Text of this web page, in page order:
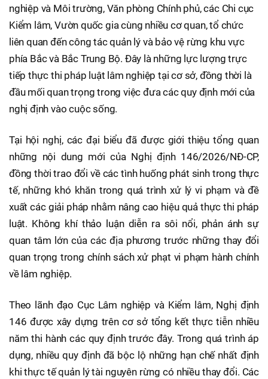
nghiệp và Môi trường, Văn phòng Chính phủ, các Chi cục
Kiểm lâm, Vườn quốc gia cùng nhiều cơ quan, tổ chức
liên quan đến công tác quản lý và bảo vệ rừng khu vực
phía Bắc và Bắc Trung Bộ. Đây là những lực lượng trực
tiếp thực thi pháp luật lâm nghiệp tại cơ sở, đồng thời là
đầu mối quan trọng trong việc đưa các quy định mới của
nghị định vào cuộc sống.
Tại hội nghị, các đại biểu đã được giới thiệu tổng quan
những nội dung mới của Nghị định 146/2026/NĐ-CP,
đồng thời trao đổi về các tình huống phát sinh trong thực
tế, những khó khăn trong quá trình xử lý vi phạm và đề
xuất các giải pháp nhằm nâng cao hiệu quả thực thi pháp
luật. Không khí thảo luận diễn ra sôi nổi, phản ánh sự
quan tâm lớn của các địa phương trước những thay đổi
quan trọng trong chính sách xử phạt vi phạm hành chính
về lâm nghiệp.
Theo lãnh đạo Cục Lâm nghiệp và Kiểm lâm, Nghị định
146 được xây dựng trên cơ sở tổng kết thực tiễn nhiều
năm thi hành các quy định trước đây. Trong quá trình áp
dụng, nhiều quy định đã bộc lộ những hạn chế nhất định
khi thực tế quản lý tài nguyên rừng có nhiều thay đổi. Các